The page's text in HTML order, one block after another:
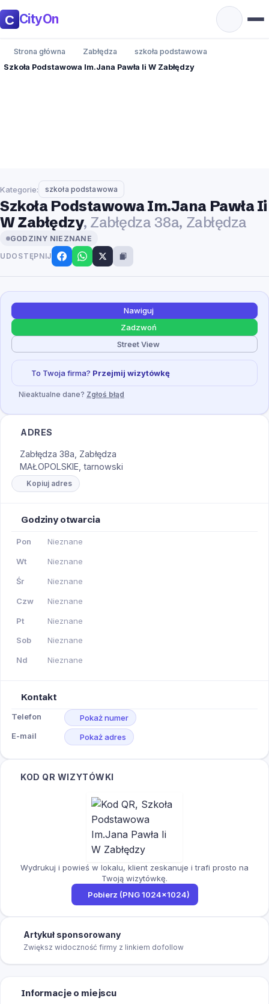
CityOn
Strona główna Zabłędza
szkoła podstawowa
Szkoła Podstawowa Im.Jana Pawła Ii W Zabłędzy
Kategorie: szkoła podstawowa
Szkoła Podstawowa Im.Jana Pawła Ii
W Zabłędzy, Zabłędza 38a, Zabłędza
GODZINY NIEZNANE
UDOSTĘPNIJ
Nawiguj
Zadzwoń
Street View
To Twoja firma? Przejmij wizytówkę
Nieaktualne dane? Zgłoś błąd
ADRES
Zabłędza 38a, Zabłędza
MAŁOPOLSKIE, tarnowski
Kopiuj adres
Godziny otwarcia
Pon Nieznane
Wt Nieznane
Śr Nieznane
Czw Nieznane
Pt Nieznane
Sob Nieznane
Nd Nieznane
Kontakt
Telefon
Pokaż numer
E-mail
Pokaż adres
KOD QR WIZYTÓWKI
Wydrukuj i powieś w lokalu, klient zeskanuje i trafi prosto na
Twoją wizytówkę.
Pobierz (PNG 1024×1024)
Artykuł sponsorowany
Zwiększ widoczność firmy z linkiem dofollow
Informacje o miejscu